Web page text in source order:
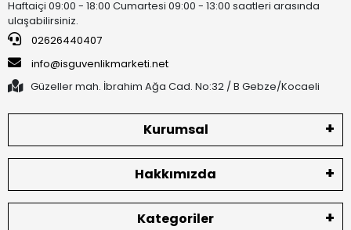
Haftaiçi 09:00 - 18:00 Cumartesi 09:00 - 13:00 saatleri arasında
ulaşabilirsiniz.
02626440407
info@isguvenlikmarketi.net
Güzeller mah. İbrahim Ağa Cad. No:32 / B Gebze/Kocaeli
Kurumsal
Hakkımızda
Kategoriler